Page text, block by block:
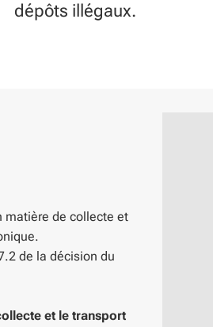
dépôts illégaux.
matière de collecte et
de la décision du
et le transport